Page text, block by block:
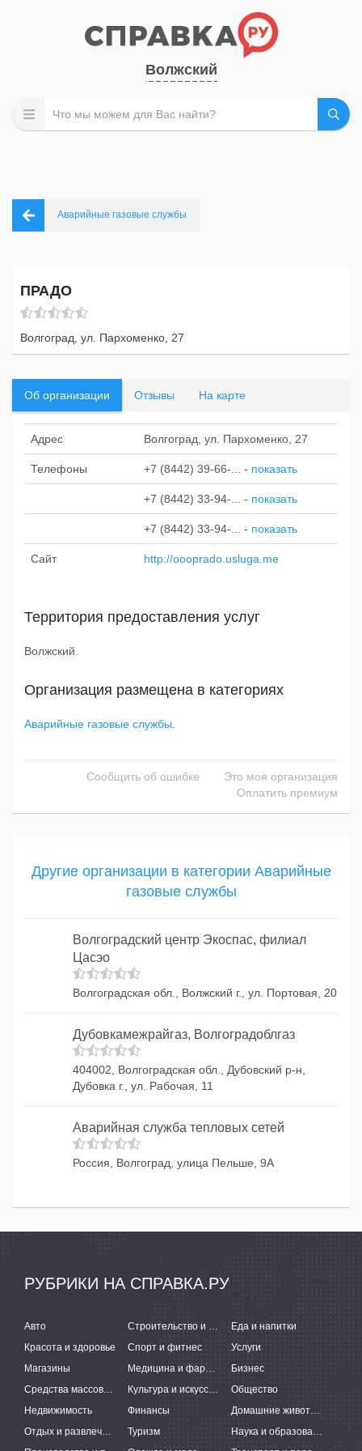
Волжский
Аварийные газовые службы
ПРАДО
Волгоград, ул. Пархоменко, 27
Об организации Отзывы На карте
Адрес Волгоград, ул. Пархоменко, 27
Телефоны +7 (8442) 39-66-... - показать
+7 (8442) 33-94-... - показать
+7 (8442) 33-94-... - показать
Сайт http://oooprado.usluga.me
Территория предоставления услуг
Волжский.
Организация размещена в категориях
Аварийные газовые службы
Сообщить об ошибке
Это моя организация
Оплатить премиум
Другие организации в категории Аварийные
газовые службы
Волгоградский центр Экоспас, филиал
Цасэо
Волгоградская обл., Волжский г., ул. Портовая, 20
Дубовкамежрайгаз, Волгоградоблгаз
404002, Волгоградская обл., Дубовский р-н,
Дубовка г., ул. Рабочая, 11
Аварийная служба тепловых сетей
Россия, Волгоград, улица Пельше, 9А
РУБРИКИ НА СПРАВКА.РУ
Авто Строительство и ремонт
Еда и напитки
Красота и здоровье
Спорт и фитнес
Услуги
Магазины
Медицина и фармацевтика
Бизнес
Средства массовой информации
Культура и искусство
Общество
Недвижимость
Финансы
Домашние животные
Отдых и развлечения
Туризм
Наука и образование